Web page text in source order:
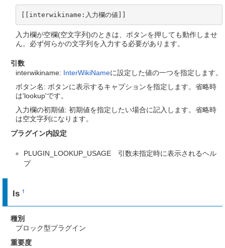
[[interwikiname:入力欄の値]]
入力欄が空欄(空文字列)のときは、ボタンを押しても動作しませ
ん。必ず何らかの文字列を入力する必要があります。
引数
interwikiname: InterWikiNameに設定した値の一つを指定します。
ボタン名: ボタンに表示するキャプションを指定します。省略時
は'lookup'です。
入力欄の初期値: 初期値を指定したい場合に記入します。省略時
は空文字列になります。
プラグイン内設定
PLUGIN_LOOKUP_USAGE 引数未指定時に表示されるヘル
プ
ls†
種別
ブロック型プラグイン
重要度